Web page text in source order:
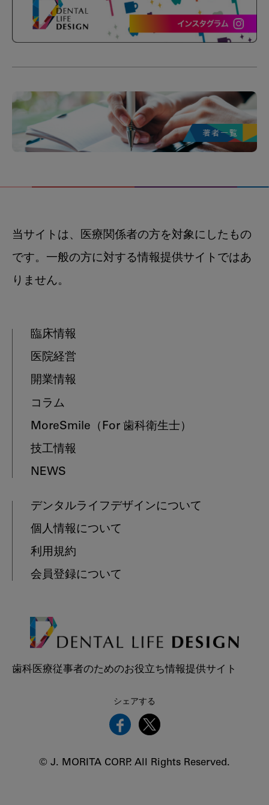
当サイトは、医療関係者の方を対象にしたもの
です。一般の方に対する情報提供サイトではあ
りません。
臨床情報
医院経営
開業情報
コラム
MoreSmile （For 歯科衛生士）
技工情報
NEWS
デンタルライフデザインについて
個人情報について
利用規約
会員登録について
歯科医療従事者のためのお役立ち情報提供サイト
シェアする
© J. MORITA CORP. All Rights Reserved.